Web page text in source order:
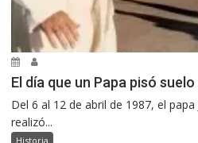
El día que un Papa pisó
Del 6 al 12 de abril de 1987, el
realizó...
Historia